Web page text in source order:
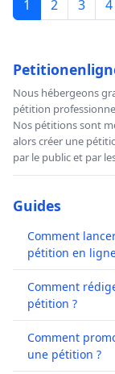
1 2 3 4
Nous hébergeons
pétition
Nos pétitions sont
alors créer une
par le public et par
Guides
Comment
pétition en
Comment
pétition ?
Comment
une pétition ?